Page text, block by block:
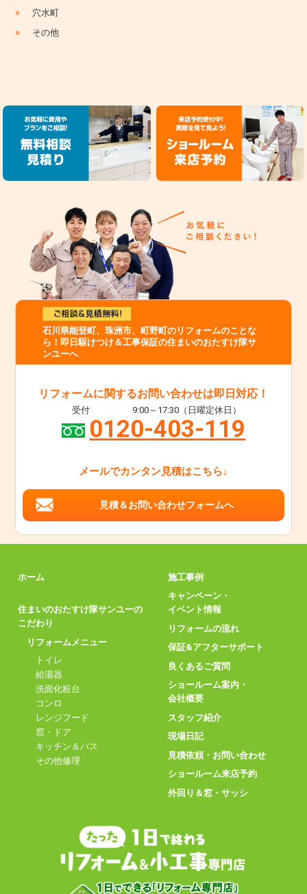
» 穴水町
» その他
石川県能登町、珠洲市、町野町のリフォームのことな
ら！即日駆けつけ＆工事保証の住まいのおたすけ隊サ
ンユーへ
リフォームに関するお問い合わせは即日対応！
受付 9:00～17:30（日曜定休日）
0120-403-119
メールでカンタン見積はこちら↓
見積＆お問い合わせフォームへ
ホーム
住まいのおたすけ隊サンユーの
こだわり
リフォームメニュー
トイレ
給湯器
洗面化粧台
コンロ
レンジフード
窓・ドア
キッチン＆バス
その他修理
施工事例
キャンペーン・
イベント情報
リフォームの流れ
保証&アフターサポート
良くあるご質問
ショールーム案内・
会社概要
スタッフ紹介
現場日記
見積依頼・お問い合わせ
ショールーム来店予約
外回り＆窓・サッシ